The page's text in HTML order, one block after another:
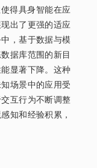
得具身智能在应
出了更强的适应
，基于数据与模
据库范围的新目
显著下降。这种
场景中的应用受
互行为不断调整
知和经验积累，